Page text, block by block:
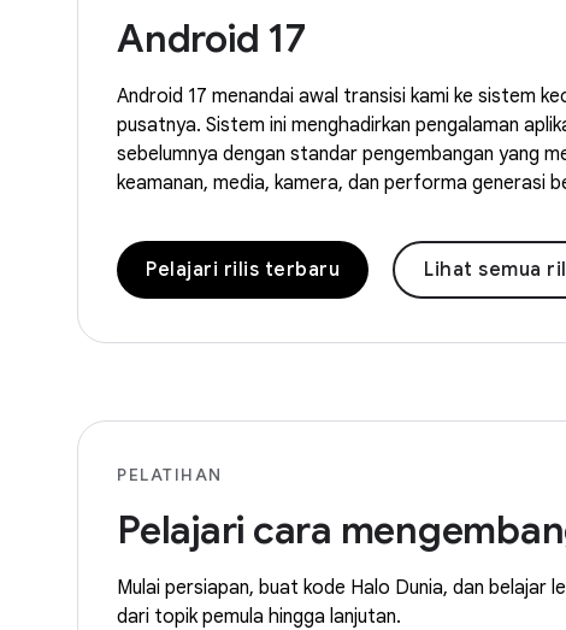
Android 17
Android 17 menandai awal transisi kami ke sistem
pusatnya. Sistem ini menghadirkan pengalaman
sebelumnya dengan standar pengembangan yang
keamanan, media, kamera, dan performa generasi
Pelajari rilis terbaru Lihat semua
PELATIHAN
Pelajari cara
Mulai persiapan, buat kode Halo Dunia, dan belajar
dari topik pemula hingga lanjutan.